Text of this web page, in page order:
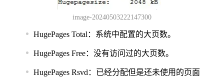
image-20240503222147300
HugePages Total：系统中配置的大页数。
HugePages Free：没有访问过的大页数。
HugePages Rsvd：已经分配但是还未使用的页面